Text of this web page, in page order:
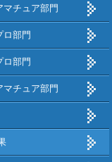
チュア部門
ロ部門
ロ部門
チュア部門